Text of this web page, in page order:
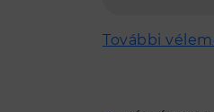
További